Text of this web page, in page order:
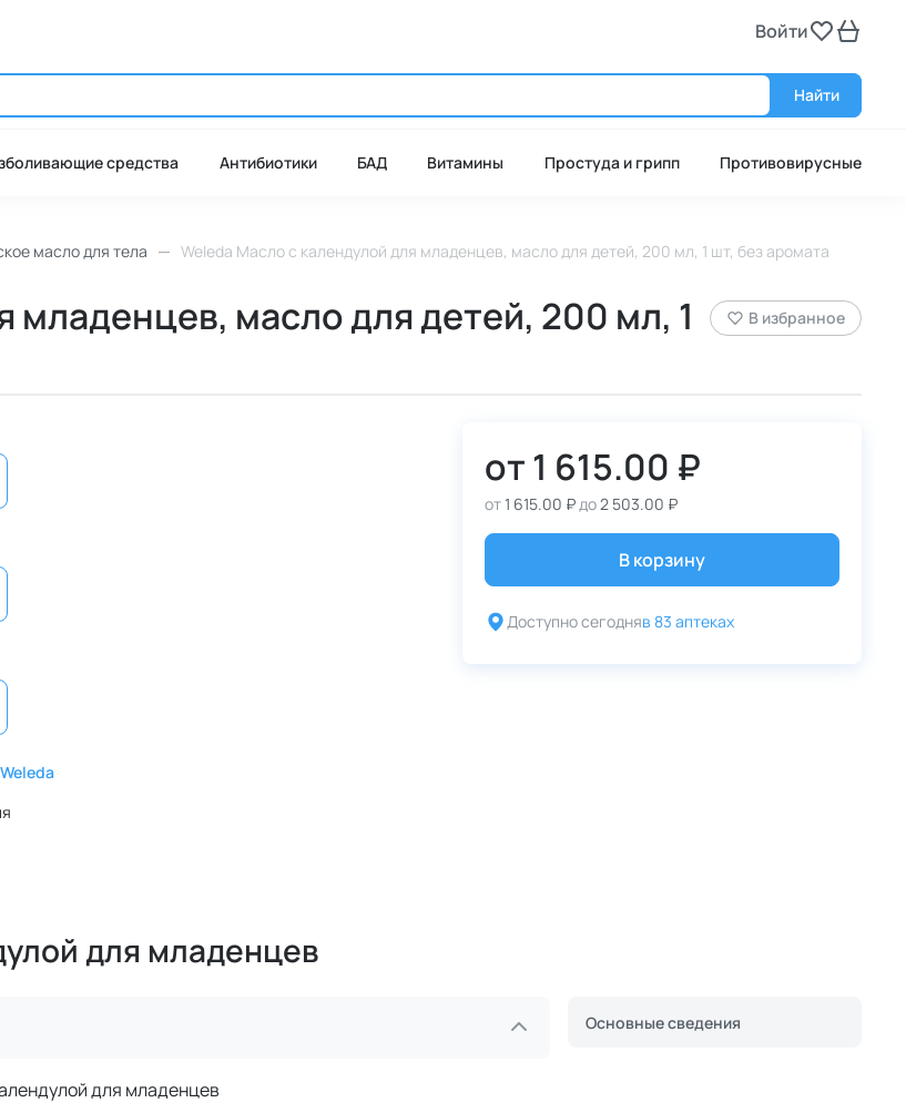
Войти
Найти
средства Антибиотики БАД Витамины Простуда и грипп Противовирусные
масло для тела Weleda Масло с календулой для младенцев, масло для детей, 200 мл, 1 шт, без аромата
младенцев, масло для детей, 200 мл, 1
В избранное
Weleda
от 1 615.00 ₽
от1 615.00 ₽до2 503.00 ₽
В корзину
Доступно сегодняв 83 аптеках
для младенцев
для младенцев
Основные сведения